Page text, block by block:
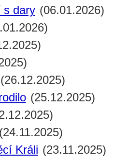
s dary (06.01.2026)
(26.12.2025)
(25.12.2025)
(24.11.2025)
Králi (23.11.2025)